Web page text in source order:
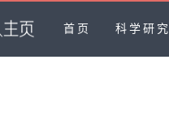
首页 科学研究